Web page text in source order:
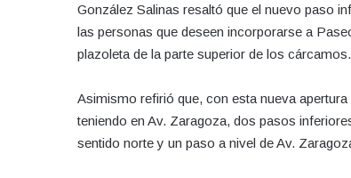
González Salinas resaltó que el nuevo paso
las personas que deseen incorporarse a
plazoleta de la parte superior de los cárcamos.
Asimismo refirió que, con esta nueva
teniendo en Av. Zaragoza, dos pasos
sentido norte y un paso a nivel de Av.